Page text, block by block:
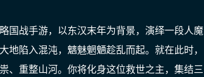
国战手游，以东汉末年为背景，演绎一段人魔
陷入混沌，魑魅魍魉趁乱而起。就在此时，
、重整山河。你将化身这位救世之主，集结三